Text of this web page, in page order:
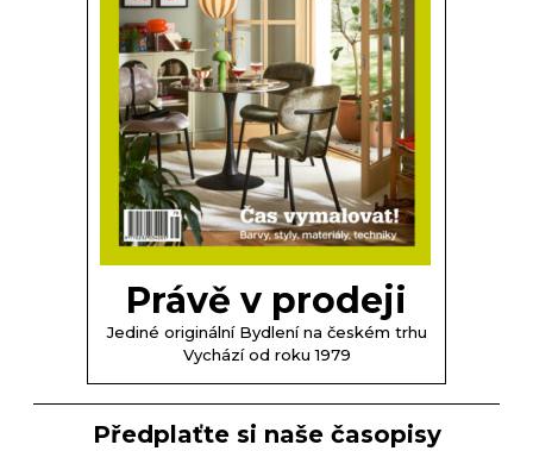
Právě v prodeji
Jediné originální Bydlení na českém trhu
Vychází od roku 1979
Předplaťte si naše časopisy